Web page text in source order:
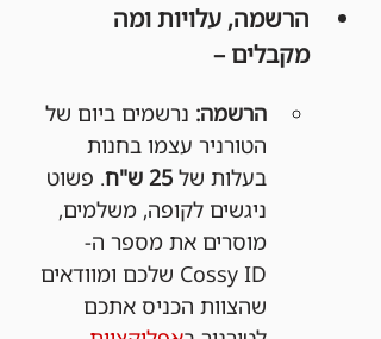
הרשמה, עלויות ומה
מקבלים –
הרשמה: נרשמים ביום של
הטורניר עצמו בחנות
בעלות של 25 ש"ח
. פשוט
ניגשים לקופה, משלמים,
מוסרים את מספר ה-
Cossy ID שלכם ומוודאים
שהצוות הכניס אתכם